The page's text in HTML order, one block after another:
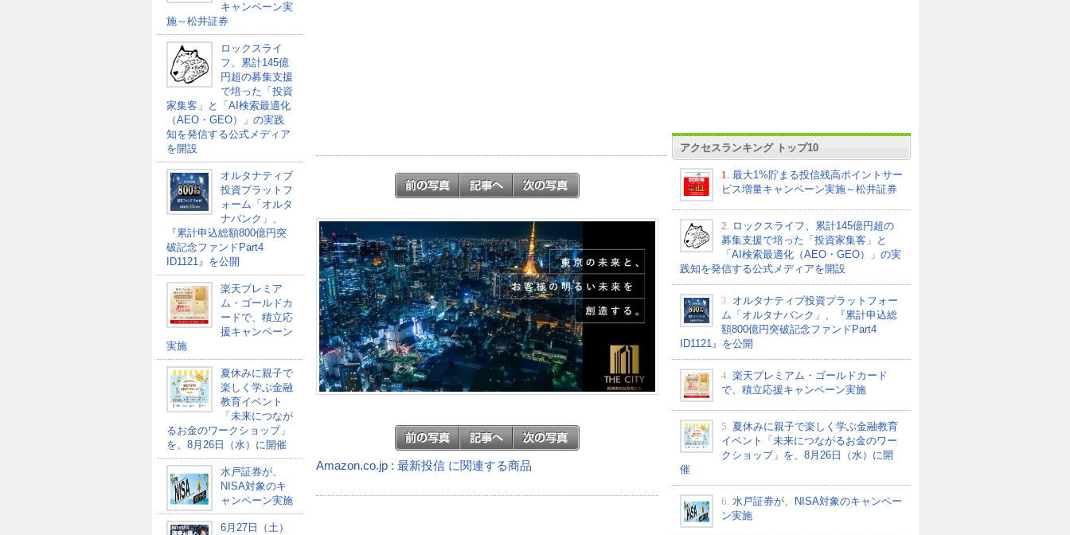
キャンペーン実
施～松井証券
ロックスライ
フ、累計145億
円超の募集支援
で培った「投資
家集客」と「AI検索最適化
（AEO・GEO）」の実践
知を発信する公式メディア
を開設
オルタナティブ
投資プラットフ
ォーム「オルタ
ナバンク」、
『累計申込総額800億円突
破記念ファンドPart4
ID1121』を公開
楽天プレミア
ム・ゴールドカ
ードで、積立応
援キャンペーン
実施
夏休みに親子で
楽しく学ぶ金融
教育イベント
「未来につなが
るお金のワークショップ」
を、8月26日（水）に開催
水戸証券が、
NISA対象のキ
ャンペーン実施
6月27日（土）
Amazon.co.jp : 最新投信 に関連する商品
アクセスランキング トップ10
1.
最大1%貯まる投信残高ポイントサー
ビス増量キャンペーン実施～松井証券
2.
ロックスライフ、累計145億円超の
募集支援で培った「投資家集客」と
「AI検索最適化（AEO・GEO）」の実
践知を発信する公式メディアを開設
3. オルタナティブ投資プラットフォー
ム「オルタナバンク」、『累計申込総
額800億円突破記念ファンドPart4
ID1121』を公開
4. 楽天プレミアム・ゴールドカード
で、積立応援キャンペーン実施
5. 夏休みに親子で楽しく学ぶ金融教育
イベント「未来につながるお金のワー
クショップ」を、8月26日（水）に開
催
6. 水戸証券が、NISA対象のキャンペー
ン実施